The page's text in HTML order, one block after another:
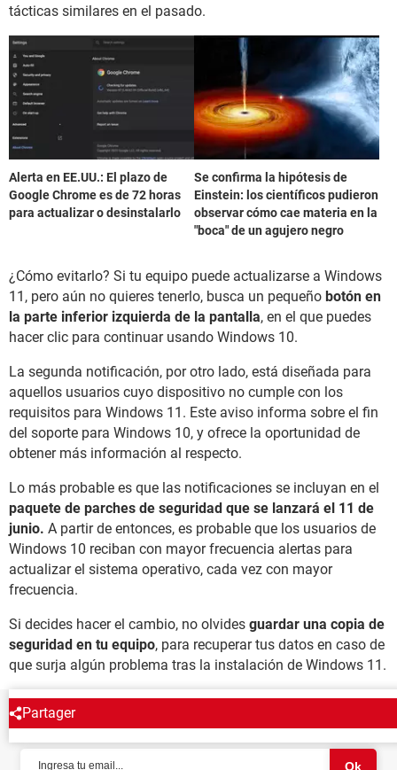
tácticas similares en el pasado.
Alerta en EE.UU.: El plazo de
Google Chrome es de 72 horas
para actualizar o desinstalarlo
Se confirma la hipótesis de
Einstein: los científicos pudieron
observar cómo cae materia en la
"boca" de un agujero negro
¿Cómo evitarlo? Si tu equipo puede actualizarse a Windows
11, pero aún no quieres tenerlo, busca un pequeño botón en
la parte inferior izquierda de la pantalla, en el que puedes
hacer clic para continuar usando Windows 10.
La segunda notificación, por otro lado, está diseñada para
aquellos usuarios cuyo dispositivo no cumple con los
requisitos para Windows 11. Este aviso informa sobre el fin
del soporte para Windows 10, y ofrece la oportunidad de
obtener más información al respecto.
Lo más probable es que las notificaciones se incluyan en el
paquete de parches de seguridad que se lanzará el 11 de
junio. A partir de entonces, es probable que los usuarios de
Windows 10 reciban con mayor frecuencia alertas para
actualizar el sistema operativo, cada vez con mayor
frecuencia.
Si decides hacer el cambio, no olvides guardar una copia de
seguridad en tu equipo, para recuperar tus datos en caso de
que surja algún problema tras la instalación de Windows 11.
Partager
NEWSLETTER